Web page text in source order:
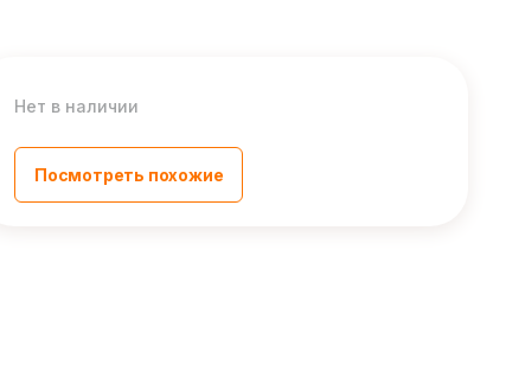
Нет в наличии
Посмотреть похожие